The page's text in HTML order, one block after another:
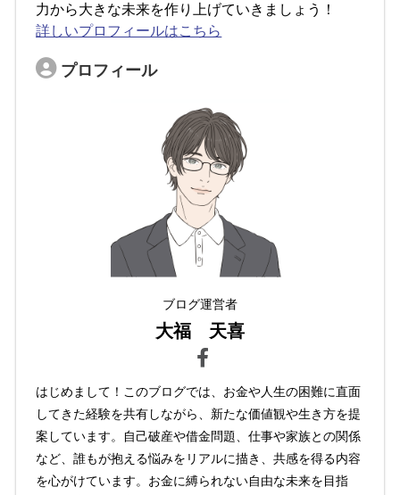
力から大きな未来を作り上げていきましょう！
詳しいプロフィールはこちら
プロフィール
ブログ運営者
大福 天喜
はじめまして！このブログでは、お金や人生の困難に直面
してきた経験を共有しながら、新たな価値観や生き方を提
案しています。自己破産や借金問題、仕事や家族との関係
など、誰もが抱える悩みをリアルに描き、共感を得る内容
を心がけています。お金に縛られない自由な未来を目指